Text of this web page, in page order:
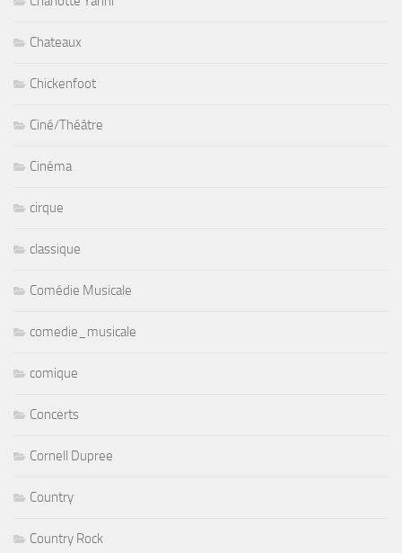
Chateaux
Chickenfoot
Ciné/Théâtre
Cinéma
cirque
classique
Comédie Musicale
comedie_musicale
comique
Concerts
Cornell Dupree
Country
Country Rock